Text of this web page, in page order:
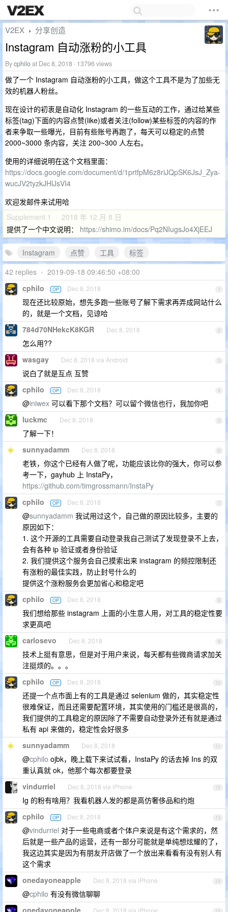
V2EX › 分享创造
Instagram 自动涨粉的小工具
Bycphiloat Dec 8, 2018 · 13796 views
做了一个 Instagram 自动涨粉的小工具，做这个工具不是为了加些无
效的机器人粉丝。
现在设计的初衷是自动化 Instagram 的一些互动的工作，通过给某些
标签(tag)下面的内容点赞(like)或者关注(follow)某些标签的内容的作
者来争取一些曝光，目前有些账号再跑了，每天可以稳定的点赞
2000~3000 条内容，关注 200~300 人左右。
使用的详细说明在这个文档里面：
https://docs.google.com/document/d/1prtfpM6z8riJQpSK6JsJ_Zya-
wucJV2tyzkJHlJsVI4
欢迎发邮件来试用哈
Supplement 1 · 2018 年 12 月 8 日
提供了一个中文说明： https://shimo.im/docs/Pq2NIugsJo4XjEEJ
Instagram 点赞 工具
标签
42 replies • 2019-09-18 09:46:50 +08:00
1
cphilo OP Dec 8, 2018
现在还比较原始，想先多跑一些账号了解下需求再弄成网站什么
的，就是一个文档，见谅哈
2
784d70NHekcK8KGR Dec 8, 2018
怎么用??
3
wasgay Dec 8, 2018 via Android
说白了就是互点 互赞
4
cphilo OP Dec 8, 2018
@iniwex 可以看下那个文档？可以留个微信也行，我加你吧
5
luckmc Dec 8, 2018
了解一下！
6
sunnyadamm Dec 8, 2018
老铁，你这个已经有人做了呢，功能应该比你的强大，你可以参
考一下，gayhub 上 InstaPy，
https://github.com/timgrossmann/InstaPy
7
cphilo OP Dec 8, 2018
@sunnyadamm 我试用过这个，自己做的原因比较多，主要的
原因如下：
1. 这个开源的工具需要自动登录我自己测试了发现登录不上去，
会有各种 ip 验证或者身份验证
2. 我们提供这个服务会自己摸索出来 instagram 的频控限制还
有涨粉的最佳实践，防止封号什么的
提供这个涨粉服务会更加省心和稳定吧
8
cphilo OP Dec 8, 2018
我们想给那些 instagram 上面的小生意人用，对工具的稳定性要
求更高吧
9
carlosevo Dec 8, 2018
技术上挺有意思，但是对于用户来说，每天都有些微商请求加关
注挺烦的。。。
10
cphilo OP Dec 8, 2018
还提一个点市面上有的工具是通过 selenium 做的，其实稳定性
很难保证，而且还需要配置环境，其实使用的门槛还是很高的，
我们提供的工具稳定的原因除了不需要自动登录外还有就是通过
私有 api 来做的，稳定性会好很多
11
sunnyadamm Dec 8, 2018
@cphilo ojbk，晚上载下来试试看，InstaPy 的话去掉 Ins 的双
重认真就 ok，他那个每次都要登录
12
vindurriel Dec 8, 2018 via iPhone
Ig 的粉有啥用？我看机器人发的都是高仿奢侈品和约炮
13
cphilo OP Dec 8, 2018
@vindurriel 对于一些电商或者个体户来说是有这个需求的，然
后就是一些产品的运营，还有一部分可能就是单纯想炫耀的了，
我这边其实是因为有朋友开店做了一个放出来看看有没有别人有
这个需求
14
onedayoneapple Dec 8, 2018 via iPhone
@cphilo 有没有微信聊聊
onedayoneapple Dec 8, 2018 via iPhone